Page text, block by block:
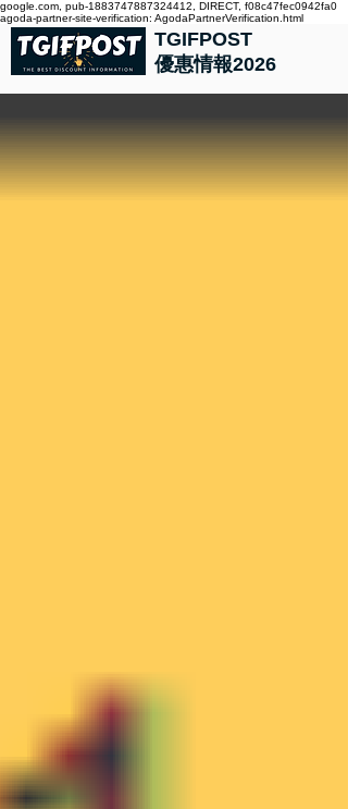
google.com, pub-1883747887324412, DIRECT, f08c47fec0942fa0
agoda-partner-site-verification: AgodaPartnerVerification.html
TGIFPOST
優惠情報2026